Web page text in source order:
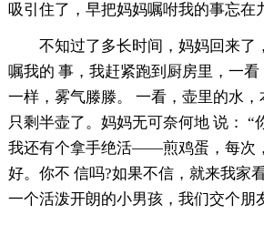
吸引住了，早把妈妈嘱咐我的事忘在
不知过了多长时间，妈妈回来了
嘱我的 事，我赶紧跑到厨房里，一
一样，雾气滕滕。 一看，壶里的水
只剩半壶了。妈妈无可奈何地 说： “
我还有个拿手绝活——煎鸡蛋，每次
好。你不 信吗?如果不信，就来我家
一个活泼开朗的小男孩，我们交个朋